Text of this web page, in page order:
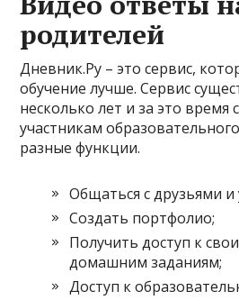
родителей
Дневник.Ру – это сервис,
обучение лучше. Сервис
несколько лет и за это время
участникам
разные функции.
Общаться с друзьями и
Создать портфолио;
Получить доступ к
домашним заданиям;
Доступ к